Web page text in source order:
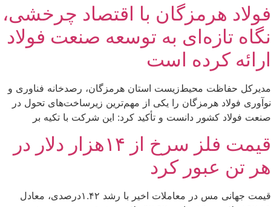
فولاد هرمزگان با اقتصاد چرخشی،
نگاه تازه‌ای به توسعه صنعت فولاد
ارائه کرده است
مدیرکل حفاظت محیط‌زیست استان هرمزگان، رصدخانه فناوری و
نوآوری فولاد هرمزگان را یکی از مهم‌ترین زیرساخت‌های تحول در
صنعت فولاد کشور دانست و تأکید کرد: این شرکت با تکیه بر
قیمت فلز سرخ از ۱۴هزار دلار در
هر تن عبور کرد
قیمت جهانی مس در معاملات اخیر با رشد ۱.۴۲درصدی، معادل